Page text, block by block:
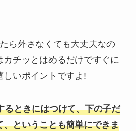
ら外さなくても大丈夫なの
カチッとはめるだけですぐに
しいポイントですよ!
るときにはつけて、下の子だ
、ということも簡単にできま